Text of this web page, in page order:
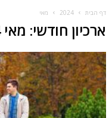
דף הבית 2024 מאי
ארכיון חודשי: מאי 2024